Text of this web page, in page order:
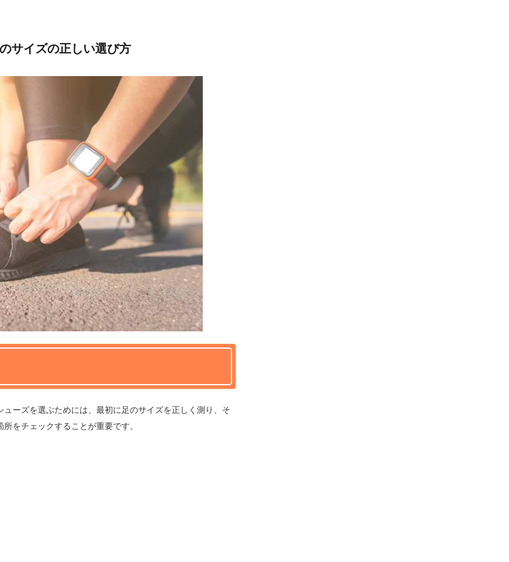
サイズの正しい選び方
ーズを選ぶためには、最初に足のサイズを正しく測り、そ
をチェックすることが重要です。